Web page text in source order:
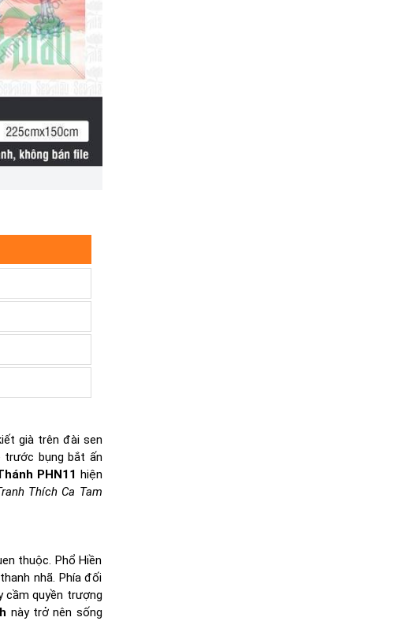
già trên đài sen
trước bụng bắt ấn
PHN11 hiện
Thích Ca Tam
thuộc. Phổ Hiền
nhã. Phía đối
cầm quyền trượng
này trở nên sống